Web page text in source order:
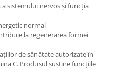
sistemului nervos și funcția
normal
la regenerarea formei
de sănătate autorizate în
C. Produsul susține funcțiile